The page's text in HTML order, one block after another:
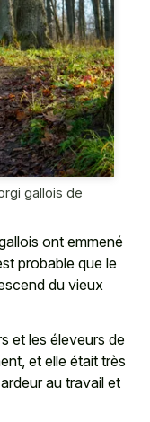
gallois de
ont emmené
probable que le
du vieux
et les éleveurs de
et elle était très
au travail et